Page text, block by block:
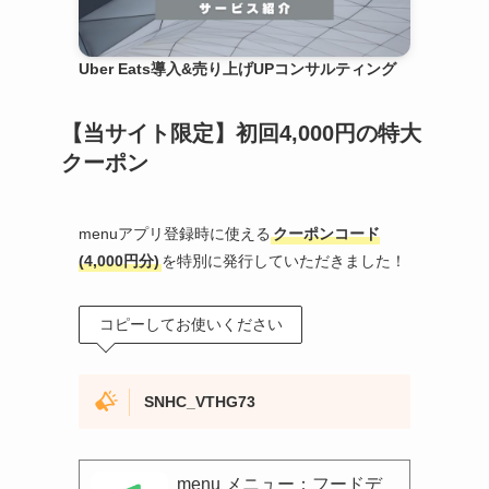
Uber Eats導入&売り上げUPコンサルティング
【当サイト限定】初回4,000円の特大
クーポン
menuアプリ登録時に使える クーポンコード
(4,000円分)を特別に発行していただきました！
コピーしてお使いください
SNHC_VTHG73
menu メニュー：フードデ